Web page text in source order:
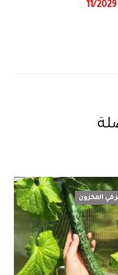
في المخزون